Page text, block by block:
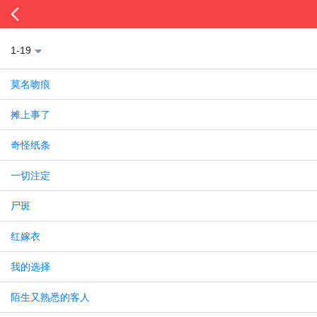
1-19
莫名吻痕
摊上事了
奇怪纸条
一切注定
尸斑
红嫁衣
我的选择
陌生又熟悉的客人